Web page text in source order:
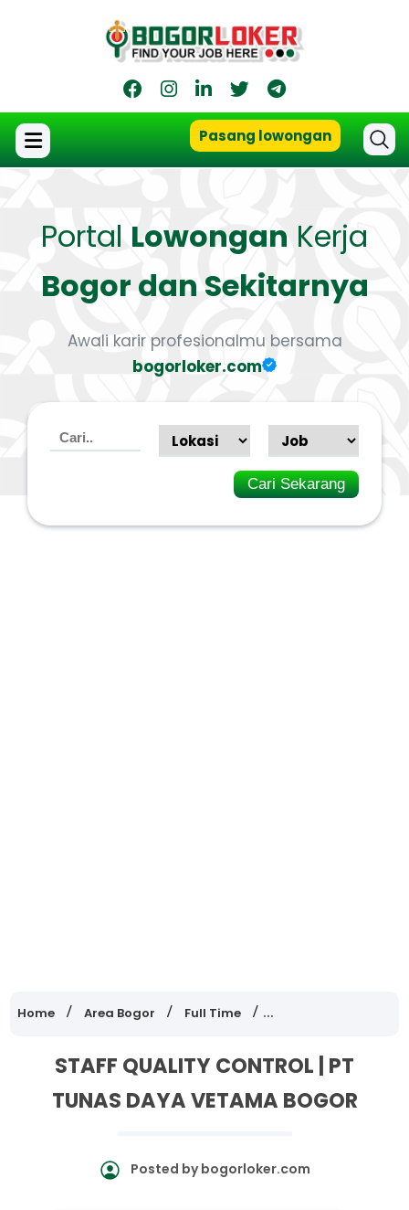
Pasang lowongan
Portal Lowongan Kerja
Bogor dan Sekitarnya
Awali karir profesionalmu bersama
bogorloker.com
Cari Sekarang
Home Area Bogor Full Time Lowongan Kerja
STAFF QUALITY CONTROL | PT
TUNAS DAYA VETAMA BOGOR
Posted bybogorloker.com